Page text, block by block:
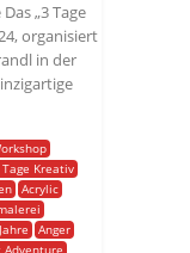
„3 Tage
organisiert
in der
Kreativ
Acrylic
Anger
Adventure